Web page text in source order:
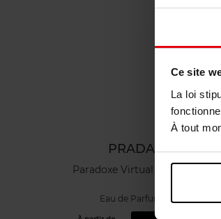
Ce site
La loi
À tout
PRADA
Paradoxe Virtual Flower
Eau de Parfum